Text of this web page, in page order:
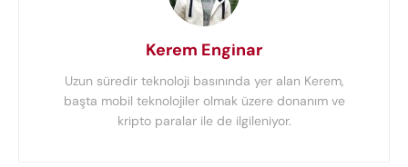
Kerem Enginar
Uzun süredir teknoloji basınında yer alan Kerem,
başta mobil teknolojiler olmak üzere donanım ve
kripto paralar ile de ilgileniyor.